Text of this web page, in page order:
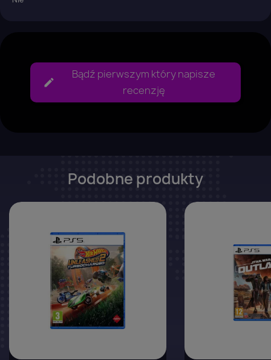
Bądź pierwszym który napisze
recenzję
Podobne produkty